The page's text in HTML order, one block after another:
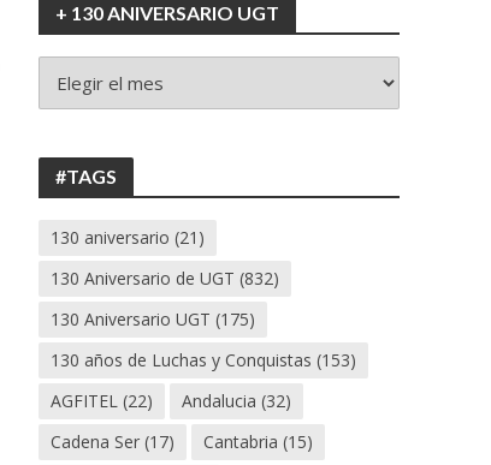
+ 130 ANIVERSARIO UGT
130
#TAGS
130 aniversario (21)
130 Aniversario de UGT (832)
130 Aniversario UGT (175)
130 años de Luchas y Conquistas (153)
AGFITEL (22) Andalucia (32)
Cadena Ser (17) Cantabria (15)